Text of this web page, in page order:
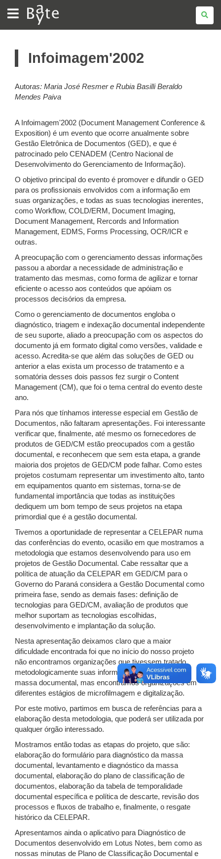
BATE
BYTE
Infoimagem'2002
Autoras: Maria José Resmer e Rubia Basilli Beraldo
Mendes Paiva
A Infoimagem'2002 (Document Management Conference &
Exposition) é um evento que ocorre anualmente sobre
Gestão Eletrônica de Documentos (GED), e que é
patrocinado pelo CENADEM (Centro Nacional de
Desenvolvimento do Gerenciamento de Informação).
O objetivo principal do evento é promover e difundir o GED
para os profissionais envolvidos com a informação em
suas organizações, e todas as suas tecnologias inerentes,
como Workflow, COLD/ERM, Document Imaging,
Document Management, Rercords and Information
Management, EDMS, Forms Processing, OCR/ICR e
outras.
A preocupação com o gerenciamento dessas informações
passou a abordar a necessidade de administração e
tratamento das mesmas, como forma de agilizar e tornar
eficiente o acesso aos conteúdos que apóiam os
processos decisórios da empresa.
Como o gerenciamento de documentos engloba o
diagnóstico, triagem e indexação documental independente
de seu suporte, aliado a preocupação com os aspectos do
documento já em formato digital como versões, validade e
acesso. Acredita-se que além das soluções de GED ou
anterior a elas exista um processo de tratamento e a
somatória desses dois passos fez surgir o Content
Management (CM), que foi o tema central do evento deste
ano.
Para nós que tínhamos interesse especial em Gestão de
Documentos, não faltaram apresentações. Foi interessante
verificar que, finalmente, até mesmo os fornecedores de
produtos de GED/CM estão preocupados com a gestão
documental, e reconhecem que sem esta etapa, a grande
maioria dos projetos de GED/CM pode falhar. Como estes
projetos costumam representar um investimento alto, tanto
em equipamentos quanto em sistemas, torna-se de
fundamental importância que todas as instituições
dediquem um bom tempo de seus projetos na etapa
primordial que é a gestão documental.
Tivemos a oportunidade de representar a CELEPAR numa
das conferências do evento, ocasião em que mostramos a
metodologia que estamos desenvolvendo para uso em
projetos de Gestão Documental. Cabe ressaltar que a
política de atuação da CELEPAR em GED/CM para o
Governo do Paraná considera a Gestão Documental como
primeira fase, sendo as demais fases: definição de
tecnologias para GED/CM, avaliação de produtos que
melhor suportam as tecnologias escolhidas,
desenvolvimento e implantação da solução.
Nesta apresentação deixamos claro que a maior
dificuldade encontrada foi que no início do nosso projeto
não encontramos organizações que tivessem tratado
metodologicamente suas informações, ou melhor, sua
massa documental, mas encontramos organizações em
diferentes estágios de microfilmagem e digitalização.
Por este motivo, partimos em busca de referências para a
elaboração desta metodologia, que poderá ser utilizada por
qualquer órgão interessado.
Mostramos então todas as etapas do projeto, que são:
elaboração do formulário para diagnóstico da massa
documental, levantamento e diagnóstico da massa
documental, elaboração do plano de classificação de
documentos, elaboração da tabela de temporalidade
documental específica e política de descarte, revisão dos
processos e fluxos de trabalho e, finalmente, o resgate
histórico da CELEPAR.
Apresentamos ainda o aplicativo para Diagnóstico de
Documentos desenvolvido em Lotus Notes, bem como as
nossas minutas de Plano de Classificação Documental e